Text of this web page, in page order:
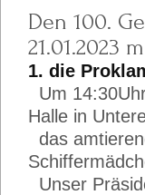
Den 100.
21.01.2023
1. die
Um
Halle in
das
Unser